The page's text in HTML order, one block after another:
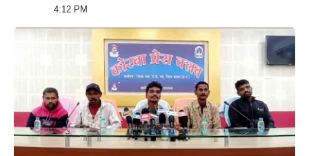
4:12 PM